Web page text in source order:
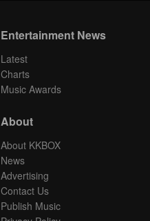
Entertainment News
Latest
Charts
Music Awards
About
About KKBOX
News
Advertising
Contact Us
Publish Music